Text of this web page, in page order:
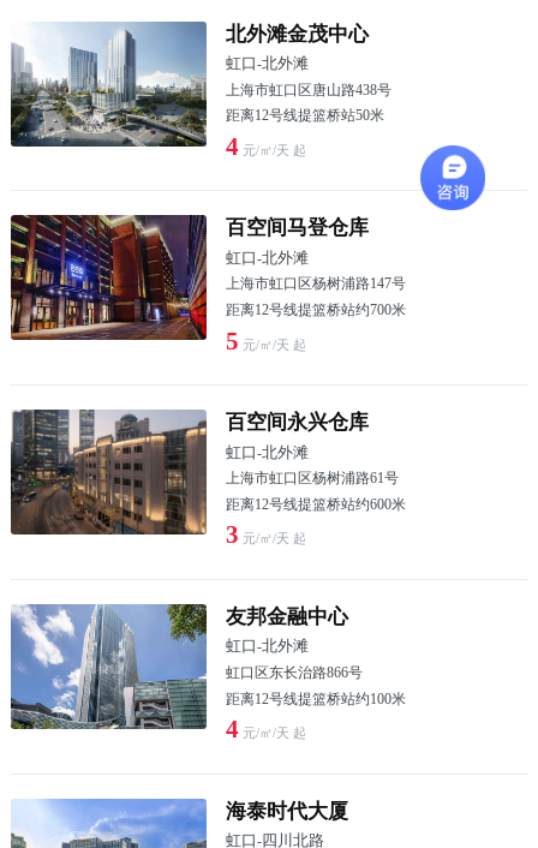
北外滩金茂中心
虹口-北外滩
上海市虹口区唐山路438号
距离12号线提篮桥站50米
4 元/㎡/天 起
百空间马登仓库
虹口-北外滩
上海市虹口区杨树浦路147号
距离12号线提篮桥站约700米
5 元/㎡/天 起
百空间永兴仓库
虹口-北外滩
上海市虹口区杨树浦路61号
距离12号线提篮桥站约600米
3 元/㎡/天 起
友邦金融中心
虹口-北外滩
虹口区东长治路866号
距离12号线提篮桥站约100米
4 元/㎡/天 起
海泰时代大厦
虹口-四川北路